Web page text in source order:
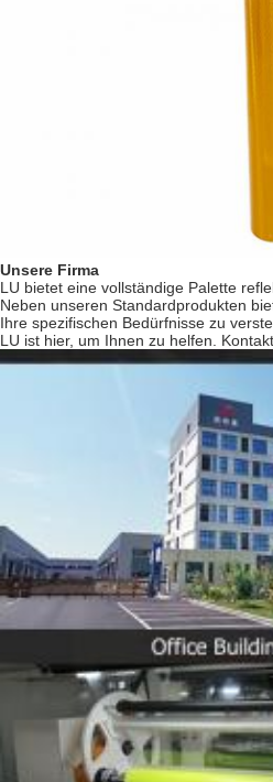
Unsere Firma
LU bietet eine vollständige Palette
Neben unseren Standardprodukten
Ihre spezifischen Bedürfnisse zu
LU ist hier, um Ihnen zu helfen.